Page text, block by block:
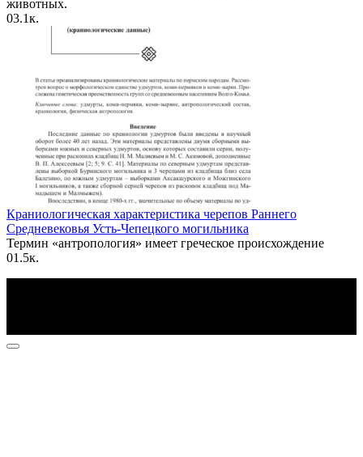
животных.
03.1к.
Краниологическая характеристика черепов Раннего
Средневековья Усть-Чепецкого могильника
Термин «антропология» имеет греческое происхождение
01.5к.